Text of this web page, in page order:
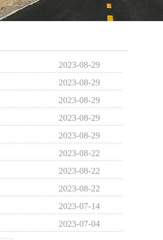
2023-08-29
2023-08-29
2023-08-29
2023-08-29
2023-08-29
2023-08-22
2023-08-22
2023-08-22
2023-07-14
2023-07-04